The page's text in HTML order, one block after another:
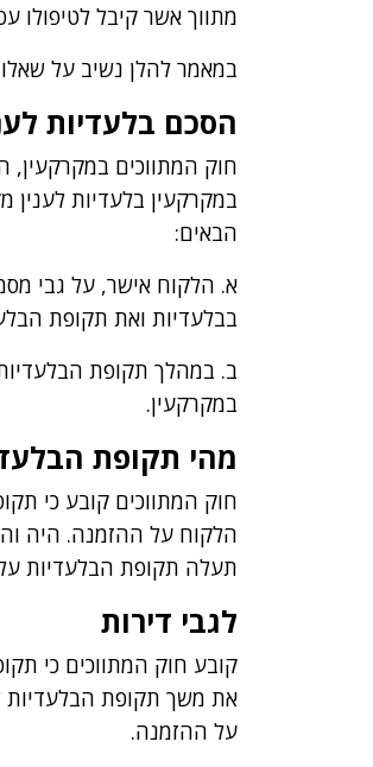
מתווך אשר קיבל לטיפולו
במאמר להלן נשיב על
הסכם בלעדיות
במקרקעין בלעדיות לענין
הבאים:
א. הלקוח אישר, על גבי
בבלעדיות ואת תקופת
ב. במהלך תקופת הבלעדיות
במקרקעין.
מהי תקופת
חוק המתווכים קובע כי
הלקוח על ההזמנה. היה
תעלה תקופת הבלעדיות
לגבי דירות
על ההזמנה.